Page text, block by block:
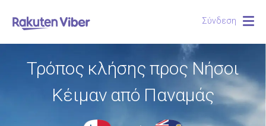
Σύνδεση
Τρόπος κλήσης προς Νήσοι
Κέιμαν από Παναμάς